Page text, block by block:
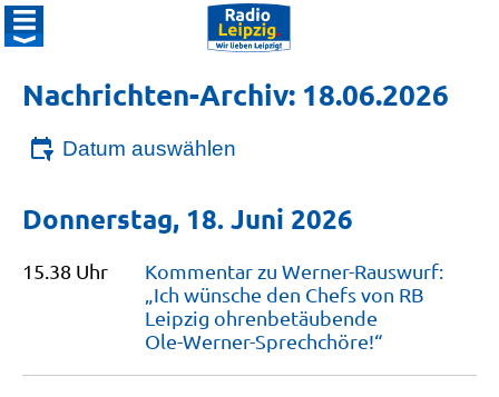
Nachrichten-Archiv: 18.06.2026
Datum auswählen
Donnerstag, 18. Juni 2026
15.38 Uhr
Kommentar zu Werner-Rauswurf:
„Ich wünsche den Chefs von RB
Leipzig ohrenbetäubende
Ole-Werner-Sprechchöre!“